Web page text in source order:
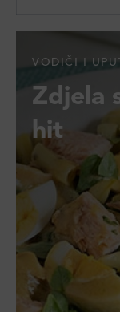
VODIČI I
Zdjela
hit